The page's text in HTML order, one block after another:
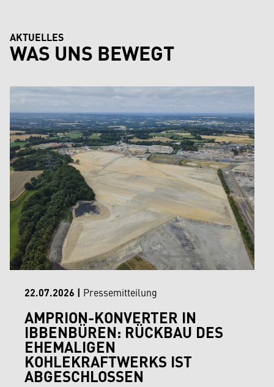
AKTUELLES
WAS UNS BEWEGT
22.07.2026 | Pressemitteilung
AMPRION-KONVERTER IN
IBBENBÜREN: RÜCKBAU DES
EHEMALIGEN
KOHLEKRAFTWERKS IST
ABGESCHLOSSEN